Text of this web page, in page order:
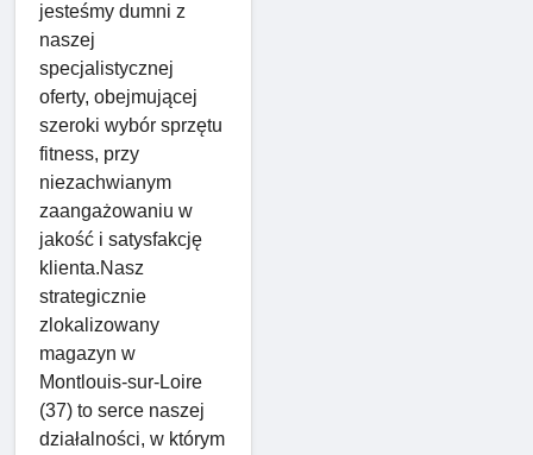
jesteśmy dumni z
naszej
specjalistycznej
oferty, obejmującej
szeroki wybór sprzętu
fitness, przy
niezachwianym
zaangażowaniu w
jakość i satysfakcję
klienta.Nasz
strategicznie
zlokalizowany
magazyn w
Montlouis-sur-Loire
(37) to serce naszej
działalności, w którym